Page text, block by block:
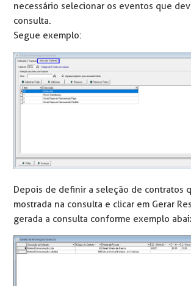
necessário selecionar os eventos que
consulta.
Segue exemplo:
Depois de definir a seleção de contratos
mostrada na consulta e clicar em Gerar
gerada a consulta conforme exemplo